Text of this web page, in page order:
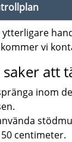
ytterligare
vi
saker att
inom
centimeter.